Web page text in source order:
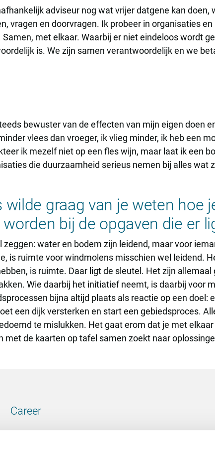
adviseur nog wat vrijer datgene kan
vragen en doorvragen. Ik probeer in organisaties
met elkaar. Waarbij er niet eindeloos wordt
is. We zijn samen verantwoordelijk en we
bewuster van de effecten van mijn eigen doen
vlees dan vroeger, ik vlieg minder, ik heb een
ik mezelf niet op een fles wijn, maar laat ik een
die duurzaamheid serieus nemen bij alles wat
graag van je weten hoe
bij de opgaven die er
water en bodem zijn leidend, maar voor
is ruimte voor windmolens misschien wel leidend.
is ruimte. Daar ligt de sleutel. Het zijn
Wie daarbij het initiatief neemt, is daarbij voor
bijna altijd plaats als reactie op een
een dijk versterken en start een gebiedsproces.
te mislukken. Het gaat erom dat je met
met de kaarten op tafel samen zoekt naar
Career